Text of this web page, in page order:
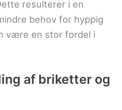
resulterer i en
behov for hyppig
være en stor fordel i
af briketter og